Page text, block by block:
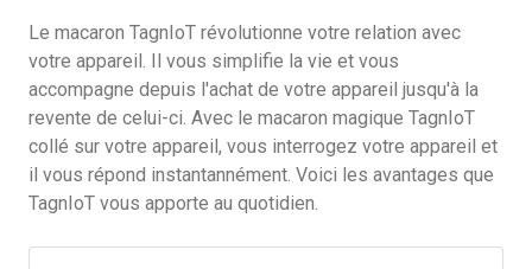
Le macaron TagnIoT révolutionne votre relation avec
votre appareil. Il vous simplifie la vie et vous
accompagne depuis l'achat de votre appareil jusqu'à la
revente de celui-ci. Avec le macaron magique TagnIoT
collé sur votre appareil, vous interrogez votre appareil et
il vous répond instantannément. Voici les avantages que
TagnIoT vous apporte au quotidien.